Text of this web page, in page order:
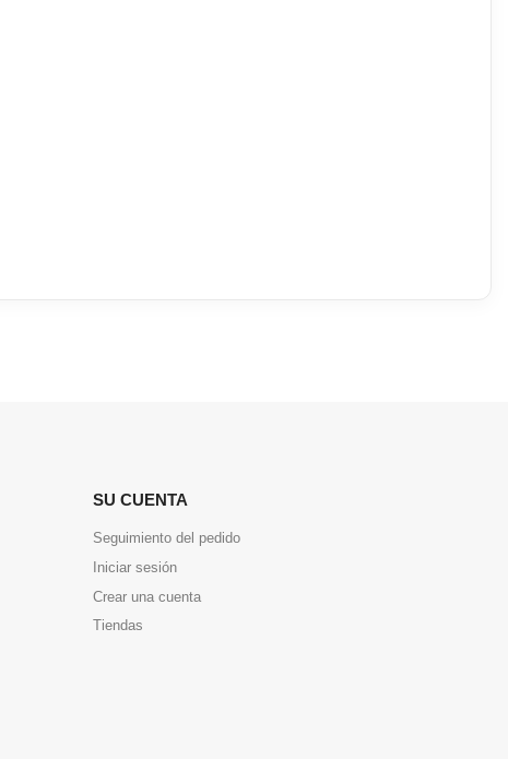
SU CUENTA
Seguimiento del pedido
Iniciar sesión
Crear una cuenta
Tiendas